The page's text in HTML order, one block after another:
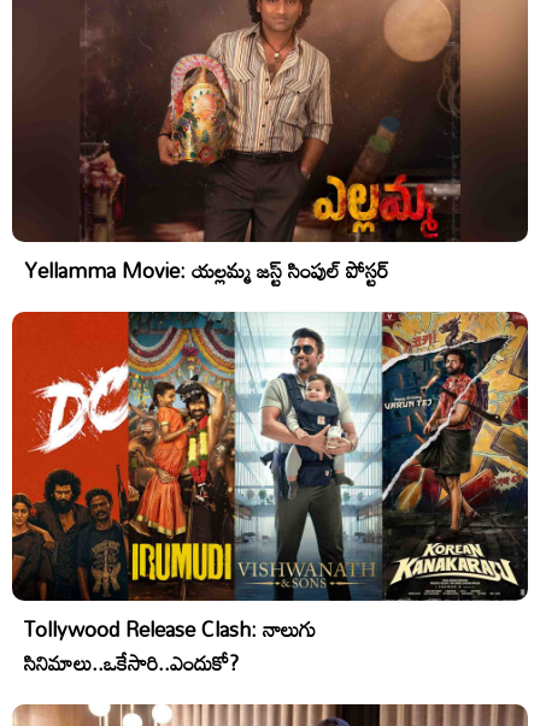
Yellamma Movie: యల్లమ్మ జస్ట్ సింపుల్ పోస్టర్
Tollywood Release Clash: నాలుగు
సినిమాలు..ఒకేసారి..ఎందుకో?